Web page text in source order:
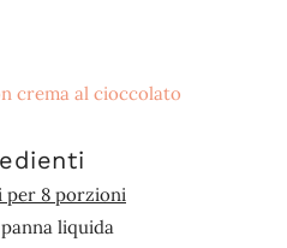
per 8 porzioni
liquida